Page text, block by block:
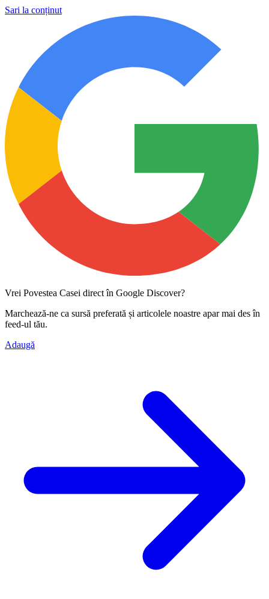
Sari la conținut
Vrei Povestea Casei direct în Google Discover?
Marchează-ne ca sursă preferată și articolele noastre apar mai des în
feed-ul tău.
Adaugă